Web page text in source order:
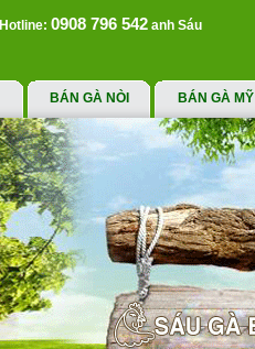
Hotline: 0908 796 542 anh Sáu
BÁN GÀ NÒI BÁN GÀ MỸ